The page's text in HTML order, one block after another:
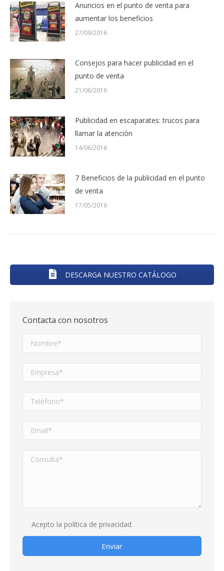
Anuncios en el punto de venta para
aumentar los beneficios
27/09/2016
Consejos para hacer publicidad en el
punto de venta
21/06/2016
Publicidad en escaparates: trucos para
llamar la atención
14/06/2016
7 Beneficios de la publicidad en el punto
de venta
17/05/2016
DESCARGA NUESTRO CATÁLOGO
Contacta con nosotros
Acepto la política de privacidad